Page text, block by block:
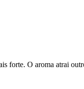
forte. O aroma atrai